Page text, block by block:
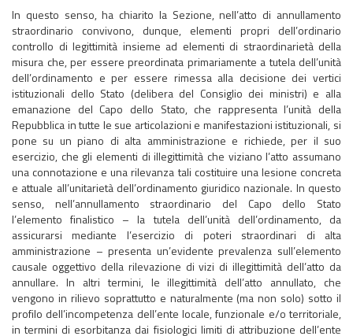
In questo senso, ha chiarito la Sezione, nell’atto di annullamento
straordinario convivono, dunque, elementi propri dell’ordinario
controllo di legittimità insieme ad elementi di straordinarietà della
misura che, per essere preordinata primariamente a tutela dell’unità
dell’ordinamento e per essere rimessa alla decisione dei vertici
istituzionali dello Stato (delibera del Consiglio dei ministri) e alla
emanazione del Capo dello Stato, che rappresenta l’unità della
Repubblica in tutte le sue articolazioni e manifestazioni istituzionali, si
pone su un piano di alta amministrazione e richiede, per il suo
esercizio, che gli elementi di illegittimità che viziano l’atto assumano
una connotazione e una rilevanza tali costituire una lesione concreta
e attuale all’unitarietà dell’ordinamento giuridico nazionale. In questo
senso, nell’annullamento straordinario del Capo dello Stato
l’elemento finalistico – la tutela dell’unità dell’ordinamento, da
assicurarsi mediante l’esercizio di poteri straordinari di alta
amministrazione – presenta un’evidente prevalenza sull’elemento
causale oggettivo della rilevazione di vizi di illegittimità dell’atto da
annullare. In altri termini, le illegittimità dell’atto annullato, che
vengono in rilievo soprattutto e naturalmente (ma non solo) sotto il
profilo dell’incompetenza dell’ente locale, funzionale e/o territoriale,
in termini di esorbitanza dai fisiologici limiti di attribuzione dell’ente